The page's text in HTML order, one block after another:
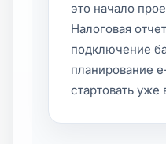
это начало
Налоговая
подключение
планирование
стартовать